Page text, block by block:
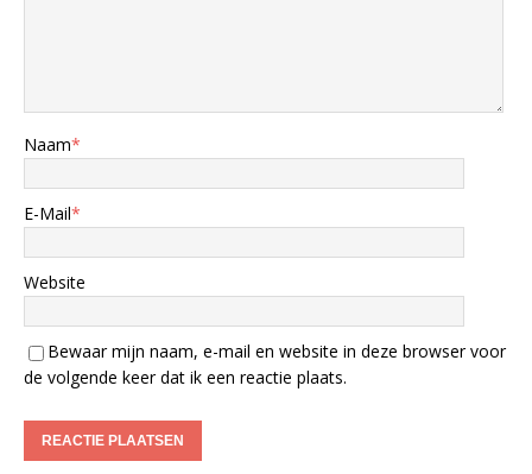
Naam*
E-Mail*
Website
Bewaar mijn naam, e-mail en website in deze browser voor
de volgende keer dat ik een reactie plaats.